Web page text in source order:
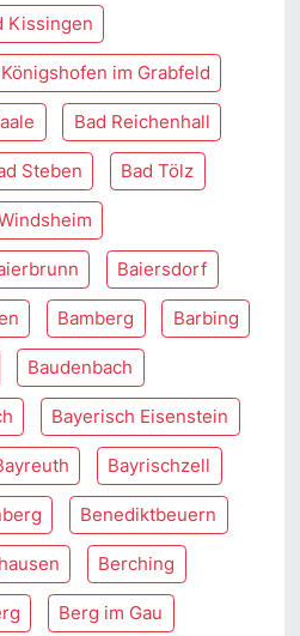
Kissingen
im Grabfeld
Bad Reichenhall
Steben Bad Tölz
Baiersdorf
Bamberg Barbing
Baudenbach
Bayerisch Eisenstein
Bayrischzell
Benediktbeuern
Berching
Berg im Gau